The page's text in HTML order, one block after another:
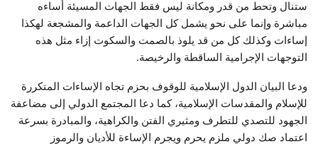
ستنال وتحط من قدر ومكانة ليس فقط الجهات المسيئة أساءه
مباشرة وإنما على نحو يشمل كل الجهات الداعمة والمشجعة لهكذا
إساءات وكذلك كل من قد يلوذ بالصمت والسكوت إزاء مثل هذه
التوجهات الإجرامية الساقطة والرخيصة.
ودعا البيان الدول الإسلامية للوقوف بحزم تجاه الإساءات المتكررة
للإسلام والمقدسات الإسلامية، كما دعا المجتمع الدولي إلى مضاعفة
الجهود للتصدي للتطرف ومثيري الفتن والكراهية، والمبادرة بسرعة
اعتماد صك دولي ملزم يحرم ويجرم الإساءة للأديان والرموز